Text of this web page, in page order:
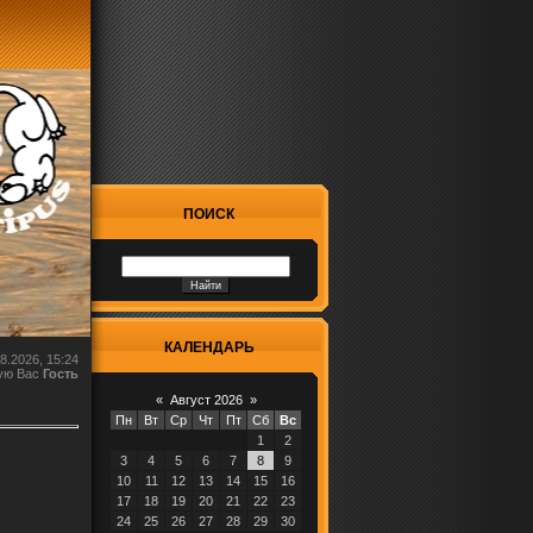
15:24
Вас Гость
ПОИСК
КАЛЕНДАРЬ
« Август 2026 »
Пн
Вт Ср Чт Пт Сб
Вс
1
2
3
4 5 6 7 8
9
10
11 12 13 14 15
16
17
18 19 20 21 22
23
24
25 26 27 28 29 30